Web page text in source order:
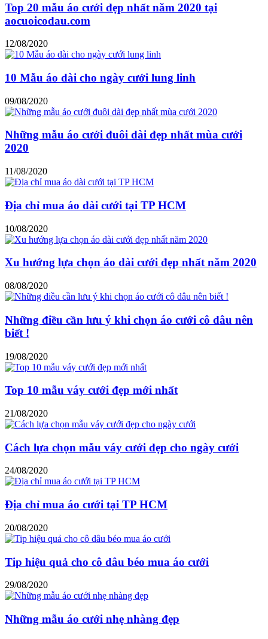
Top 20 mẫu áo cưới đẹp nhất năm 2020 tại
aocuoicodau.com
12/08/2020
10 Mẫu áo dài cho ngày cưới lung linh
09/08/2020
Những mẫu áo cưới đuôi dài đẹp nhất mùa cưới
2020
11/08/2020
Địa chỉ mua áo dài cưới tại TP HCM
10/08/2020
Xu hướng lựa chọn áo dài cưới đẹp nhất năm 2020
08/08/2020
Những điều cần lưu ý khi chọn áo cưới cô dâu nên
biết !
19/08/2020
Top 10 mẫu váy cưới đẹp mới nhất
21/08/2020
Cách lựa chọn mẫu váy cưới đẹp cho ngày cưới
24/08/2020
Địa chỉ mua áo cưới tại TP HCM
20/08/2020
Tip hiệu quả cho cô dâu béo mua áo cưới
29/08/2020
Những mẫu áo cưới nhẹ nhàng đẹp